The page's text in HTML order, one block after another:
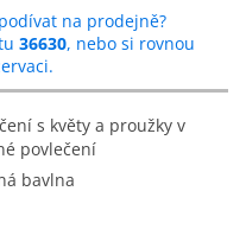
na prodejně?
36630, nebo si rovnou
povlečení
bavlna